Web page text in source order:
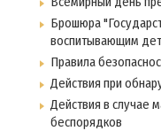
Брошюра
воспитывающим
Правила
Действия при
Действия в случае
беспорядков